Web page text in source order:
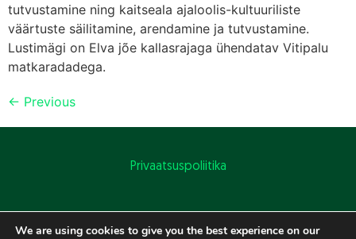
tutvustamine ning kaitseala ajaloolis-kultuuriliste
väärtuste säilitamine, arendamine ja tutvustamine.
Lustimägi on Elva jõe kallasrajaga ühendatav Vitipalu
matkaradadega.
← Previous
Privaatsuspoliitika
Visit Estonia
We are using cookies to give you the best experience on our